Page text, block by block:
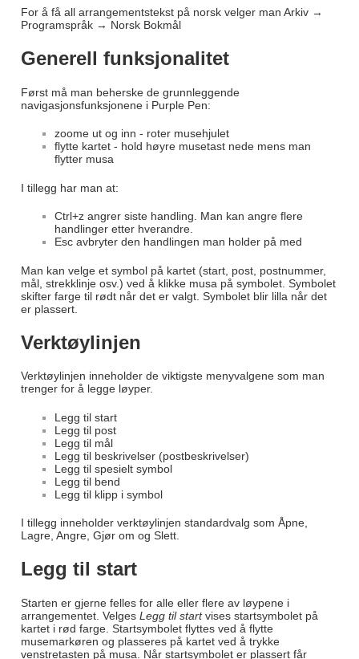
For å få all arrangementstekst på norsk velger man Arkiv →
Programspråk → Norsk Bokmål
Generell funksjonalitet
Først må man beherske de grunnleggende
navigasjonsfunksjonene i Purple Pen:
zoome ut og inn - roter musehjulet
flytte kartet - hold høyre musetast nede mens man
flytter musa
I tillegg har man at:
Ctrl+z angrer siste handling. Man kan angre flere
handlinger etter hverandre.
Esc avbryter den handlingen man holder på med
Man kan velge et symbol på kartet (start, post, postnummer,
mål, strekklinje osv.) ved å klikke musa på symbolet. Symbolet
skifter farge til rødt når det er valgt. Symbolet blir lilla når det
er plassert.
Verktøylinjen
Verktøylinjen inneholder de viktigste menyvalgene som man
trenger for å legge løyper.
Legg til start
Legg til post
Legg til mål
Legg til beskrivelser (postbeskrivelser)
Legg til spesielt symbol
Legg til bend
Legg til klipp i symbol
I tillegg inneholder verktøylinjen standardvalg som Åpne,
Lagre, Angre, Gjør om og Slett.
Legg til start
Starten er gjerne felles for alle eller flere av løypene i
arrangementet. Velges Legg til startvises startsymbolet på
kartet i rød farge. Startsymbolet flyttes ved å flytte
musemarkøren og plasseres på kartet ved å trykke
venstretasten på musa. Når startsymbolet er plassert får